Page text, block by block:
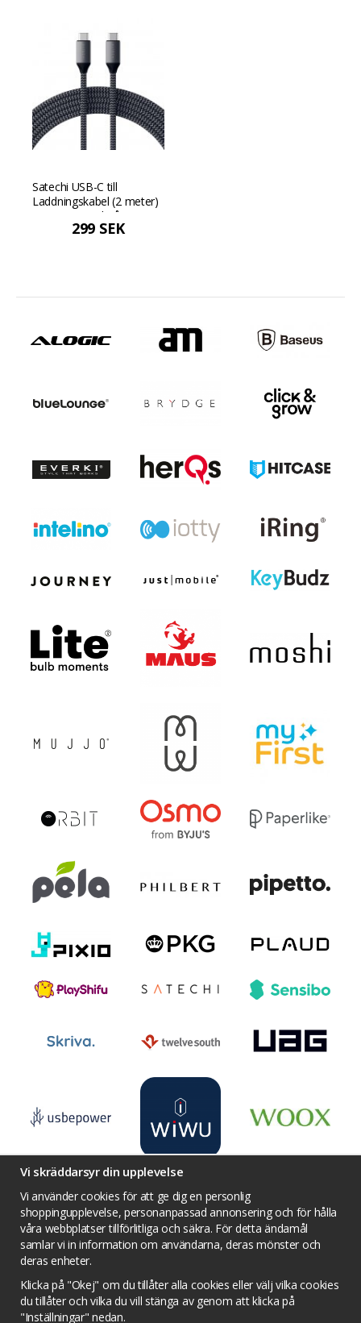
Satechi USB-C till
Laddningskabel (2 meter)
USB-C - Rymdgrå
299 SEK
Villkor Kontakta oss
Facebook
Twitter
YouTube
Prisjakt
Integritets sekretesspolicy
Tävlingsvillkor
Om cookies
Vi skräddarsyr din upplevelse
Vi använder cookies för att ge dig en personlig
shoppingupplevelse, personanpassad annonsering och för hålla
våra webbplatser tillförlitliga och säkra. För detta ändamål
samlar vi in information om användarna, deras mönster och
deras enheter.
Klicka på "Okej" om du tillåter alla cookies eller välj vilka cookies
du tillåter och vilka du vill stänga av genom att klicka på
"Inställningar" nedan.